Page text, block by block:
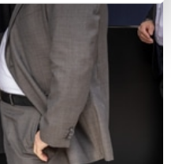
identifizieren
Ihre persönlichen Daten
Ihre Präferenzen im
und Anzeigen zu
soziale Medien anbieten
unsere Website zu